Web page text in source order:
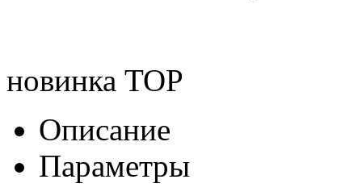
новинка TOP
Описание
Параметры